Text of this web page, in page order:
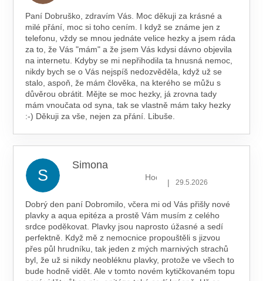
Paní Dobruško, zdravím Vás. Moc děkuji za krásné a
milé přání, moc si toho cením. I když se známe jen z
telefonu, vždy se mnou jednáte velice hezky a jsem ráda
za to, že Vás "mám" a že jsem Vás kdysi dávno objevila
na internetu. Kdyby se mi nepřihodila ta hnusná nemoc,
nikdy bych se o Vás nejspíš nedozvěděla, když už se
stalo, aspoň, že mám člověka, na kterého se můžu s
důvěrou obrátit. Mějte se moc hezky, já zrovna tady
mám vnoučata od syna, tak se vlastně mám taky hezky
:-) Děkuji za vše, nejen za přání. Libuše.
S
Simona
Hodnocení obchodu je 5 z 5
| 29.5.2026
Dobrý den paní Dobromilo, včera mi od Vás přišly nové
plavky a aqua epitéza a prostě Vám musím z celého
srdce poděkovat. Plavky jsou naprosto úžasné a sedí
perfektně. Když mě z nemocnice propouštěli s jizvou
přes půl hrudníku, tak jeden z mých marnivých strachů
byl, že už si nikdy neobléknu plavky, protože ve všech to
bude hodně vidět. Ale v tomto novém kytičkovaném topu